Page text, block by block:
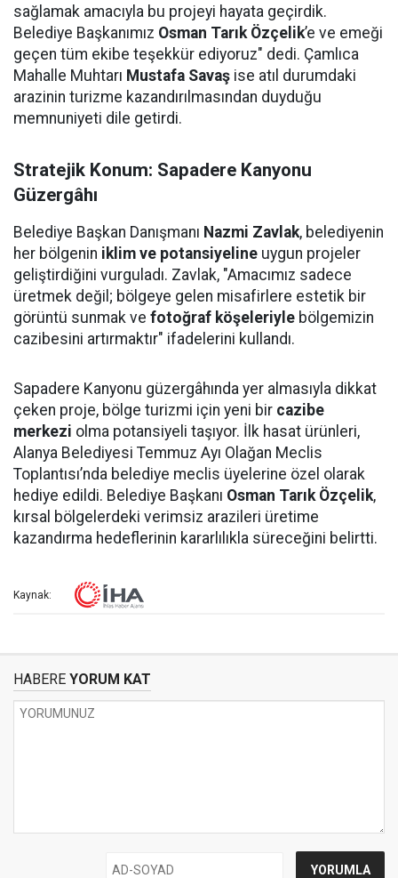
sağlamak amacıyla bu projeyi hayata geçirdik.
Belediye Başkanımız Osman Tarık Özçelik’e ve emeği
geçen tüm ekibe teşekkür ediyoruz" dedi. Çamlıca
Mahalle Muhtarı Mustafa Savaş ise atıl durumdaki
arazinin turizme kazandırılmasından duyduğu
memnuniyeti dile getirdi.
Stratejik Konum: Sapadere Kanyonu
Güzergâhı
Belediye Başkan Danışmanı Nazmi Zavlak, belediyenin
her bölgenin iklim ve potansiyeline uygun projeler
geliştirdiğini vurguladı. Zavlak, "Amacımız sadece
üretmek değil; bölgeye gelen misafirlere estetik bir
görüntü sunmak ve fotoğraf köşeleriyle bölgemizin
cazibesini artırmaktır" ifadelerini kullandı.
Sapadere Kanyonu güzergâhında yer almasıyla dikkat
çeken proje, bölge turizmi için yeni bir cazibe
merkezi olma potansiyeli taşıyor. İlk hasat ürünleri,
Alanya Belediyesi Temmuz Ayı Olağan Meclis
Toplantısı’nda belediye meclis üyelerine özel olarak
hediye edildi. Belediye Başkanı Osman Tarık Özçelik,
kırsal bölgelerdeki verimsiz arazileri üretime
kazandırma hedeflerinin kararlılıkla süreceğini belirtti.
Kaynak:
HABERE YORUM KAT